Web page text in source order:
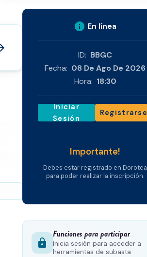
info En línea
ID: BBGC
Fecha: 08 De Ago De 2026
Hora: 18:30
Iniciar
Sesión
Registrarse
Importante!
Debes estar registrado en Dorotea
para poder realizar la inscripción.
lock
Funciones para participar
Inicia sesión para acceder a
herramientas de subasta